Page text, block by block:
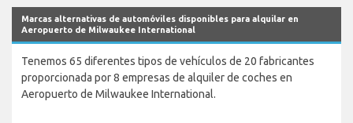
Marcas alternativas de automóviles disponibles para alquilar en
Aeropuerto de Milwaukee International
Tenemos 65 diferentes tipos de vehículos de 20 fabricantes
proporcionada por 8 empresas de alquiler de coches en
Aeropuerto de Milwaukee International.